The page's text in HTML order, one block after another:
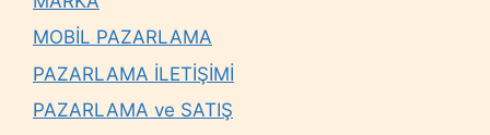
MOBİL PAZARLAMA
PAZARLAMA İLETİŞİMİ
PAZARLAMA ve SATIŞ